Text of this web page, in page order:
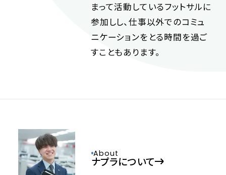
まって活動しているフットサルに
参加しし、仕事以外でのコミュ
ニケーションをとる時間を過ご
すこともあります。
About
ナプラについて